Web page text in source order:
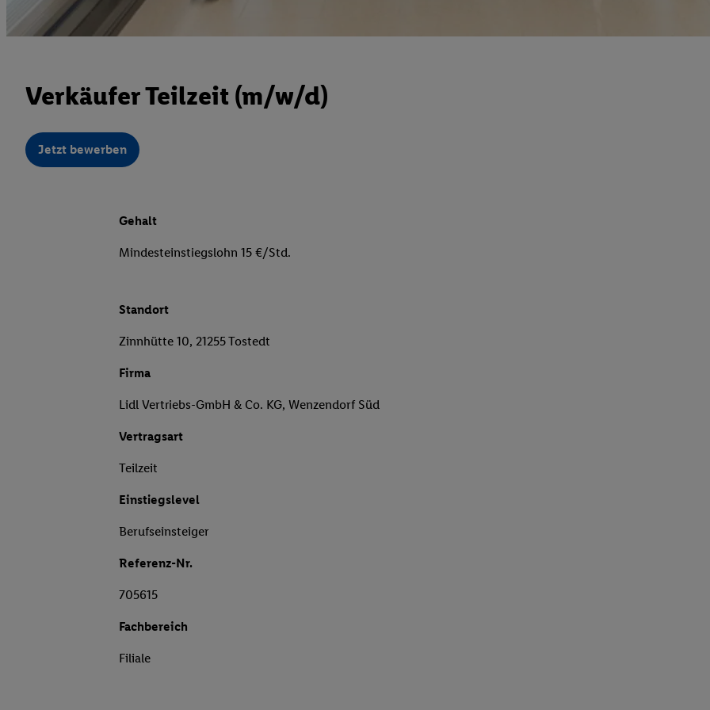
Verkäufer Teilzeit (m/w/d)
Jetzt bewerben
Gehalt
Mindesteinstiegslohn 15 €/Std.
Standort
Zinnhütte 10, 21255 Tostedt
Firma
Lidl Vertriebs-GmbH & Co. KG, Wenzendorf Süd
Vertragsart
Teilzeit
Einstiegslevel
Berufseinsteiger
Referenz-Nr.
705615
Fachbereich
Filiale